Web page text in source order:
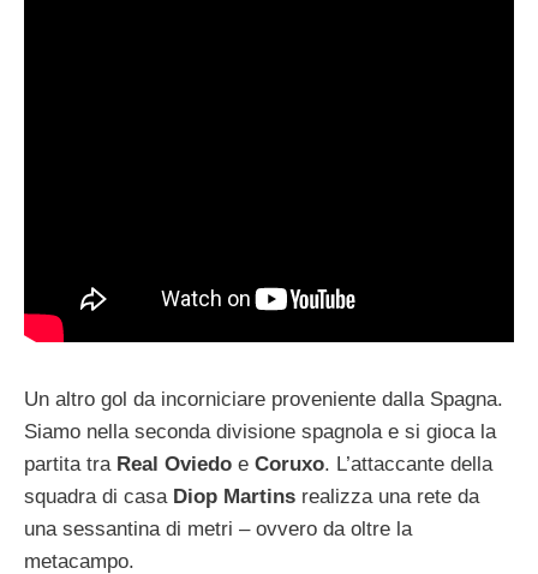
Un altro gol da incorniciare proveniente dalla Spagna.
Siamo nella seconda divisione spagnola e si gioca la
partita tra Real Oviedo e Coruxo. L’attaccante della
squadra di casa Diop Martins realizza una rete da
una sessantina di metri – ovvero da oltre la
metacampo.